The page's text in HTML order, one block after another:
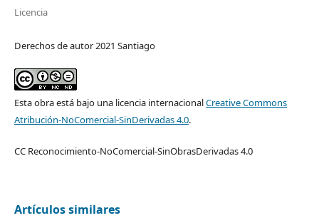
Licencia
Derechos de autor 2021 Santiago
Esta obra está bajo una licencia internacionalCreative Commons
Atribución-NoComercial-SinDerivadas 4.0.
CC Reconocimiento-NoComercial-SinObrasDerivadas 4.0
Artículos similares